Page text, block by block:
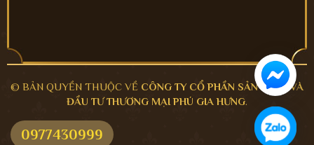
© BẢN QUYỀN THUỘC VỀ CÔNG TY CỔ PHẦN SẢN XUẤT VÀ
ĐẦU TƯ THƯƠNG MẠI PHÚ GIA HƯNG.
0977430999